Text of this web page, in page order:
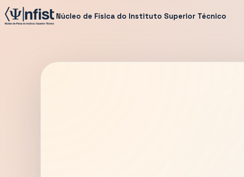
Núcleo de Física do Instituto Superior Técnico